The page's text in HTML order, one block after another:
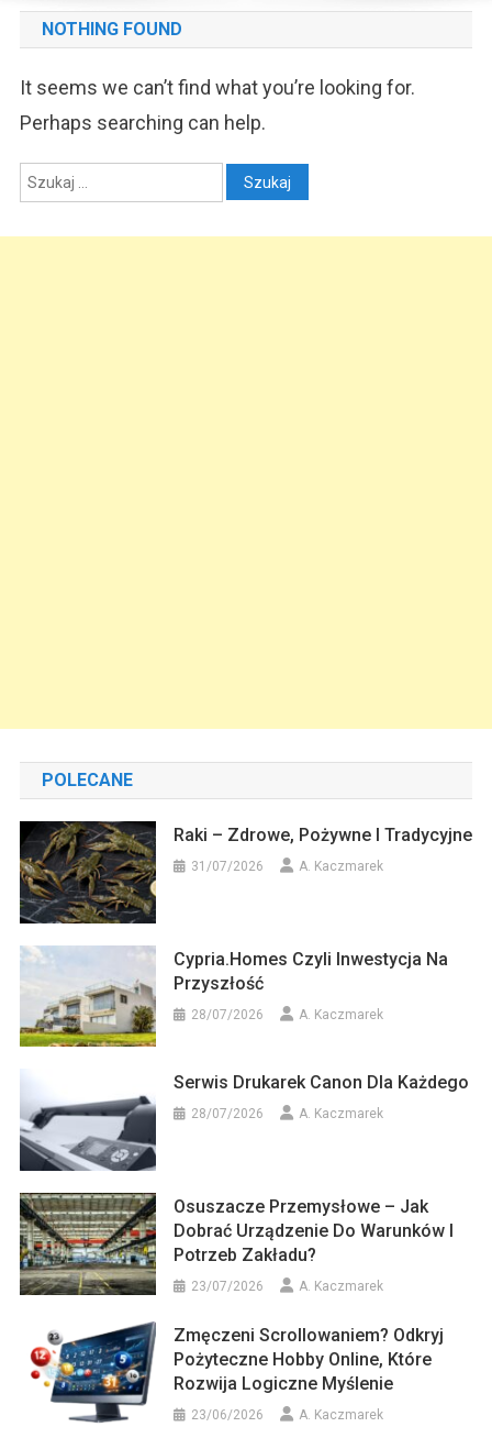
NOTHING FOUND
It seems we can’t find what you’re looking for.
Perhaps searching can help.
Szukaj:
POLECANE
Raki – Zdrowe, Pożywne I Tradycyjne
31/07/2026 A. Kaczmarek
Cypria.homes Czyli Inwestycja Na
Przyszłość
28/07/2026 A. Kaczmarek
Serwis Drukarek Canon Dla Każdego
28/07/2026 A. Kaczmarek
Osuszacze Przemysłowe – Jak
Dobrać Urządzenie Do Warunków I
Potrzeb Zakładu?
23/07/2026 A. Kaczmarek
Zmęczeni Scrollowaniem? Odkryj
Pożyteczne Hobby Online, Które
Rozwija Logiczne Myślenie
23/06/2026 A. Kaczmarek